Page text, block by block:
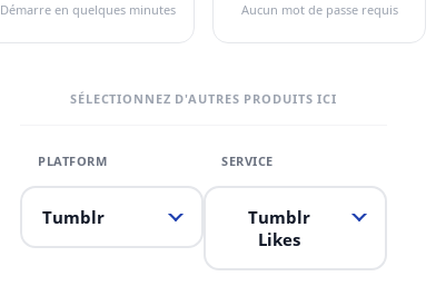
Démarre en quelques minutes Aucun mot de passe requis
SÉLECTIONNEZ D'AUTRES PRODUITS ICI
Tumblr
Tumblr
Likes